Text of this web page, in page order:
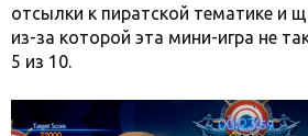
отсылки к пиратской тематике и
из-за которой эта мини-игра не
5 из 10.